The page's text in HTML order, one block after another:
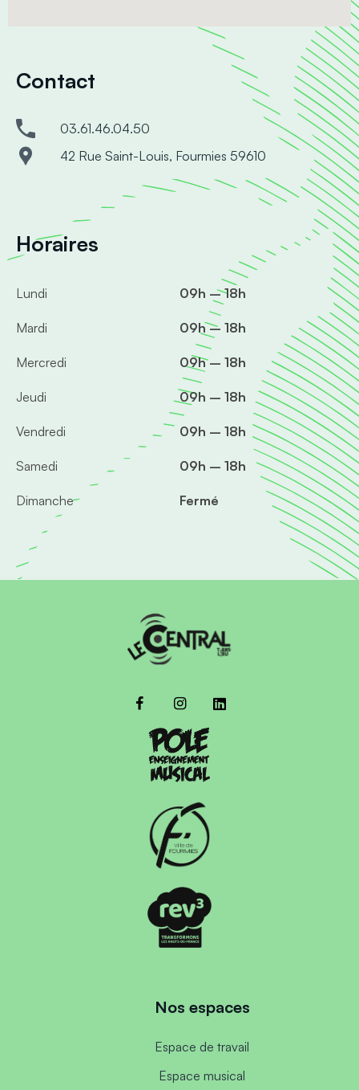
Contact
03.61.46.04.50
42 Rue Saint-Louis, Fourmies 59610
Horaires
Lundi 09h – 18h
Mardi 09h – 18h
Mercredi 09h – 18h
Jeudi 09h – 18h
Vendredi 09h – 18h
Samedi 09h – 18h
Dimanche Fermé
Nos espaces
Espace de travail
Espace musical